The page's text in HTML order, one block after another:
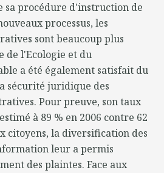
sa procédure d'instruction de
processus, les
sont beaucoup plus
de l'Ecologie et du
a été également satisfait du
sécurité juridique des
Pour preuve, son taux
à 89 % en 2006 contre 62
citoyens, la diversification des
leur a permis
des plaintes. Face aux